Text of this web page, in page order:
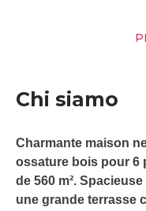
Chi siamo
Charmante maison
ossature bois pour 6
de 560 m².
une grande terrasse